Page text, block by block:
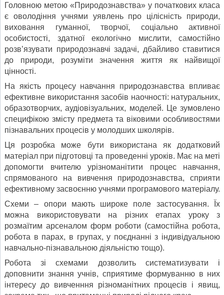
Головною метою «Природознавства» у початкових класа
є оволодіння учнями уявлень про цілісність природи,
виховання гуманної, творчої, соціально активної
особистості, здатної екологічно мислити, самостійно
розв’язувати природознавчі задачі, дбайливо ставитися
до природи, розуміти значення життя як найвищої
цінності.
На якість процесу навчання природознавства впливає
ефективне використання засобів наочності: натуральних,
образотворчих, аудіовізуальних, моделей. Це зумовлено
специфікою змісту предмета та віковими особливостями
пізнавальних процесів у молодших школярів.
Ця розробка може бути використана як додатковий
матеріал при підготовці та проведенні уроків. Має на меті
допомогти вчителю урізноманітити процес навчання,
спрямованого на вивчення природознавства, сприяти
ефективному засвоєнню учнями програмового матеріалу.
Схеми – опори мають широке поле застосування. Їх
можна використовувати на різних етапах уроку з
розмаїтим арсеналом форм роботи (самостійна робота,
робота в парах, в групах, у поєднанні з індивідуальною
навчально-пізнавальною діяльністю тощо).
Робота зі схемами дозволить систематизувати і
доповнити знання учнів, сприятиме формуванню в них
інтересу до вивченння різноманітних процесів і явищ,